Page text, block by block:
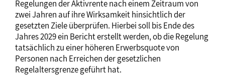
Regelungen der Aktivrente nach einem Zeitraum von
zwei Jahren auf ihre Wirksamkeit hinsichtlich der
gesetzten Ziele überprüfen. Hierbei soll bis Ende des
Jahres 2029 ein Bericht erstellt werden, ob die Regelung
tatsächlich zu einer höheren Erwerbsquote von
Personen nach Erreichen der gesetzlichen
Regelaltersgrenze geführt hat.